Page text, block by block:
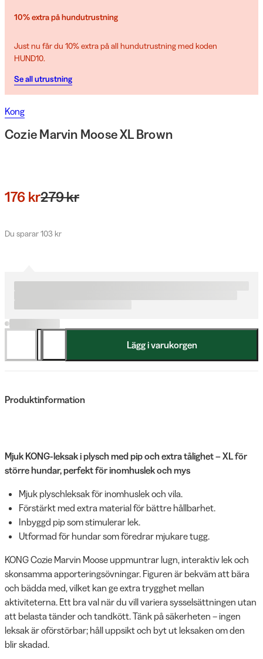
10% extra på hundutrustning
Just nu får du 10% extra på all hundutrustning med koden
HUND10.
Se all utrustning
Kong
Cozie Marvin Moose XL Brown
176 kr279 kr
Du sparar 103 kr
Lägg i varukorgen
Produktinformation
Mjuk KONG-leksak i plysch med pip och extra tålighet – XL för
större hundar, perfekt för inomhuslek och mys
Mjuk plyschleksak för inomhuslek och vila.
Förstärkt med extra material för bättre hållbarhet.
Inbyggd pip som stimulerar lek.
Utformad för hundar som föredrar mjukare tugg.
KONG Cozie Marvin Moose uppmuntrar lugn, interaktiv lek och
skonsamma apporteringsövningar. Figuren är bekväm att bära
och bädda med, vilket kan ge extra trygghet mellan
aktiviteterna. Ett bra val när du vill variera sysselsättningen utan
att belasta tänder och tandkött. Tänk på säkerheten – ingen
leksak är oförstörbar; håll uppsikt och byt ut leksaken om den
blir skadad.